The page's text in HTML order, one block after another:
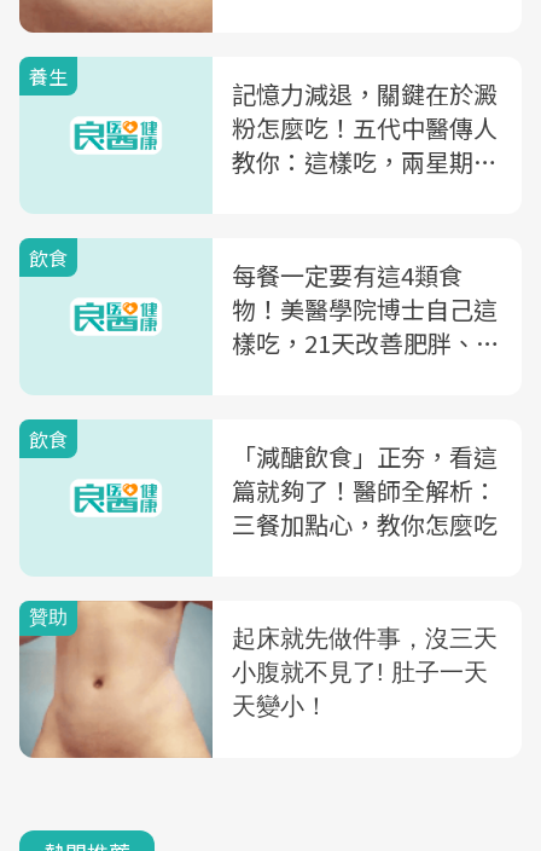
養生
記憶力減退，關鍵在於澱
粉怎麼吃！五代中醫傳人
教你：這樣吃，兩星期改
飲食
每餐一定要有這4類食
物！美醫學院博士自己這
樣吃，21天改善肥胖、血
飲食
「減醣飲食」正夯，看這
篇就夠了！醫師全解析：
三餐加點心，教你怎麼吃